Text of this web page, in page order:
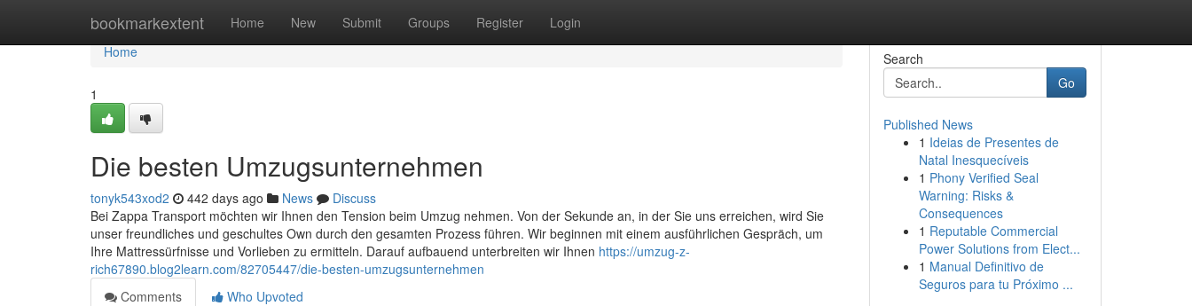
bookmarkextent Home New Submit Groups Register Login
Home
Home
1
Die besten Umzugsunternehmen
tonyk543xod2 442 days ago News
Discuss
Bei Zappa Transport möchten wir Ihnen den Tension beim Umzug nehmen. Von der Sekunde an, in der Sie uns erreichen, wird Sie
unser freundliches und geschultes Own durch den gesamten Prozess führen. Wir beginnen mit einem ausführlichen Gespräch, um
Ihre Mattressürfnisse und Vorlieben zu ermitteln. Darauf aufbauend unterbreiten wir Ihnen https://umzug-z-
rich67890.blog2learn.com/82705447/die-besten-umzugsunternehmen
Comments
Who Upvoted
Search
Go
Published News
1 Ideias de Presentes de
Natal Inesquecíveis
1 Phony Verified Seal
Warning: Risks &
Consequences
1 Reputable Commercial
Power Solutions from Elect...
1 Manual Definitivo de
Seguros para tu Próximo ...